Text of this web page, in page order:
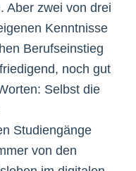
Aber zwei von drei
Kenntnisse
Berufseinstieg
noch gut
Selbst die
Studiengänge
von den